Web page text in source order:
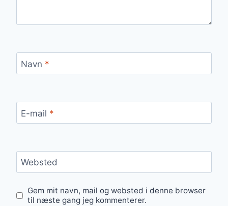
Navn *
E-mail *
Websted
Gem mit navn, mail og websted i denne browser
til næste gang jeg kommenterer.